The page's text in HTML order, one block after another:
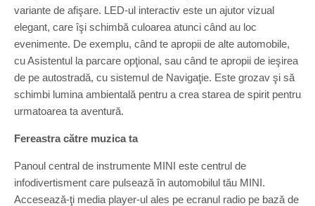
variante de afişare. LED-ul interactiv este un ajutor vizual
elegant, care îşi schimbă culoarea atunci când au loc
evenimente. De exemplu, când te apropii de alte automobile,
cu Asistentul la parcare opţional, sau când te apropii de ieşirea
de pe autostradă, cu sistemul de Navigaţie. Este grozav şi să
schimbi lumina ambientală pentru a crea starea de spirit pentru
urmatoarea ta aventură.
Fereastra către muzica ta
Panoul central de instrumente MINI este centrul de
infodivertisment care pulsează în automobilul tău MINI.
Accesează-ţi media player-ul ales pe ecranul radio pe bază de